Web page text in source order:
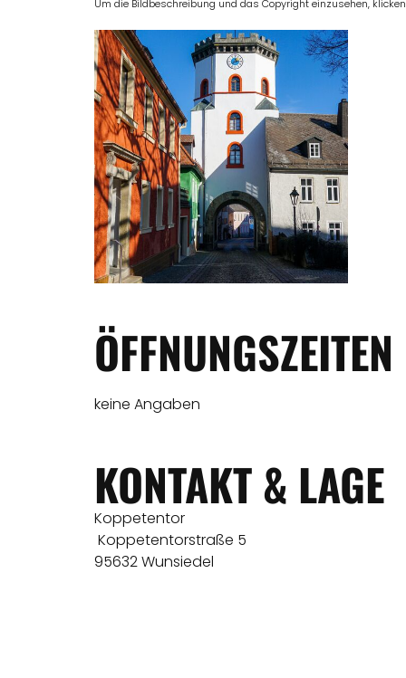
Um die Bildbeschreibung und das Copyright einzusehen,
ÖFFNUNGSZEITEN
keine Angaben
KONTAKT & LAGE
Koppetentor
Koppetentorstraße 5
95632 Wunsiedel